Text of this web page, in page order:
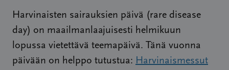
Harvinaisten sairauksien päivä (rare disease
day) on maailmanlaajuisesti helmikuun
lopussa vietettävä teemapäivä. Tänä vuonna
päivään on helppo tutustua: Harvinaismessut